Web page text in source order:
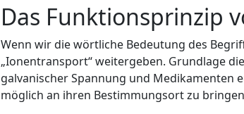
Das Funktionsprinzip
Wenn wir die wörtliche Bedeutung des
„Ionentransport“ weitergeben. Grundlage
galvanischer Spannung und Medikamenten
möglich an ihren Bestimmungsort zu